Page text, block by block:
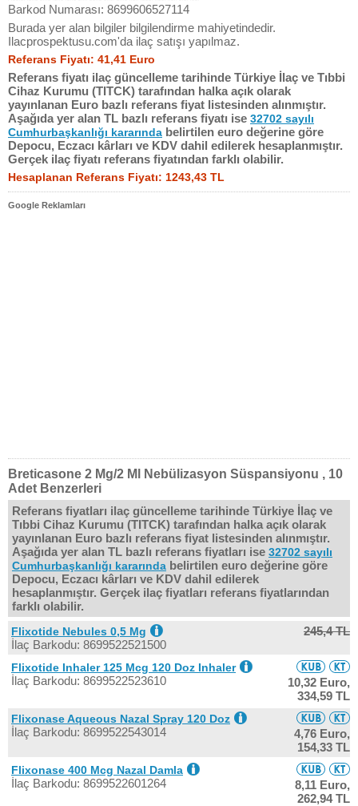
Barkod Numarası: 8699606527114
Burada yer alan bilgiler bilgilendirme mahiyetindedir.
Ilacprospektusu.com'da ilaç satışı yapılmaz.
Referans Fiyatı: 41,41 Euro
Referans fiyatı ilaç güncelleme tarihinde Türkiye İlaç ve Tıbbi
Cihaz Kurumu (TITCK) tarafından halka açık olarak
yayınlanan Euro bazlı referans fiyat listesinden alınmıştır.
Aşağıda yer alan TL bazlı referans fiyatı ise 32702 sayılı
Cumhurbaşkanlığı kararında belirtilen euro değerine göre
Depocu, Eczacı kârları ve KDV dahil edilerek hesaplanmıştır.
Gerçek ilaç fiyatı referans fiyatından farklı olabilir.
Hesaplanan Referans Fiyatı: 1243,43 TL
Google Reklamları
Breticasone 2 Mg/2 Ml Nebülizasyon Süspansiyonu , 10
Adet Benzerleri
Referans fiyatları ilaç güncelleme tarihinde Türkiye İlaç ve
Tıbbi Cihaz Kurumu (TITCK) tarafından halka açık olarak
yayınlanan Euro bazlı referans fiyat listesinden alınmıştır.
Aşağıda yer alan TL bazlı referans fiyatları ise 32702 sayılı
Cumhurbaşkanlığı kararında belirtilen euro değerine göre
Depocu, Eczacı kârları ve KDV dahil edilerek
hesaplanmıştır. Gerçek ilaç fiyatları referans fiyatlarından
farklı olabilir.
Flixotide Nebules 0,5 Mg
İlaç Barkodu: 8699522521500
245,4 TL
Flixotide Inhaler 125 Mcg 120 Doz Inhaler
İlaç Barkodu: 8699522523610
10,32 Euro,
334,59 TL
Flixonase Aqueous Nazal Spray 120 Doz
İlaç Barkodu: 8699522543014
4,76 Euro,
154,33 TL
Flixonase 400 Mcg Nazal Damla
İlaç Barkodu: 8699522601264
8,11 Euro,
262,94 TL